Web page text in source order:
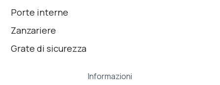
Porte interne
Zanzariere
Grate di sicurezza
Informazioni